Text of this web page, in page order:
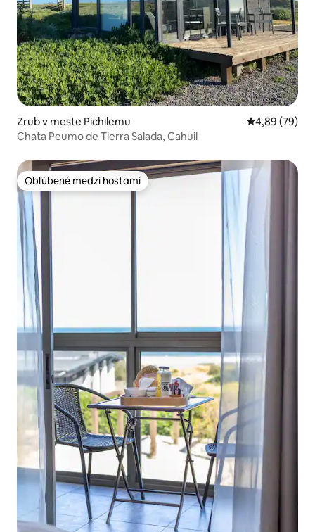
Zrub v meste Pichilemu Priemerné
4,89 (79)
Chata Peumo de Tierra Salada, Cahuil
Obľúbené medzi hosťami
Obľúbené medzi hosťami